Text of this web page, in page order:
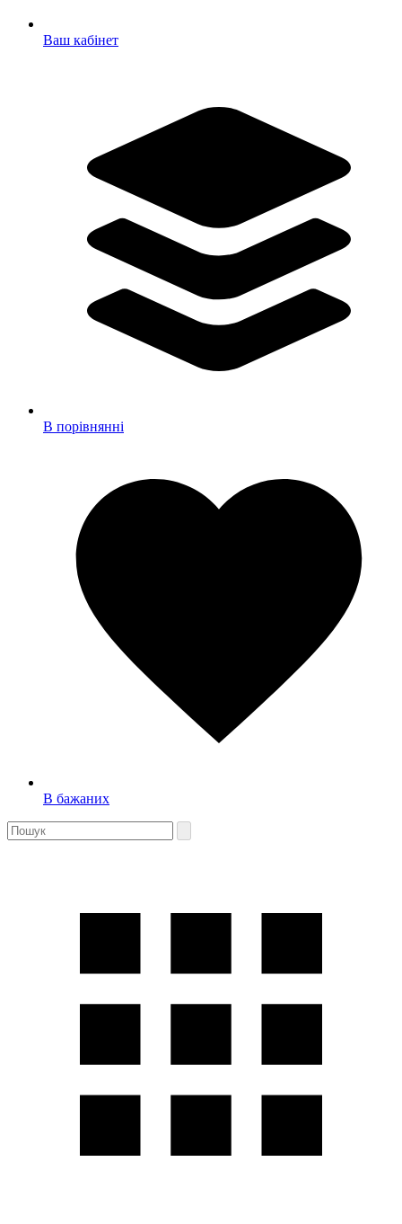
Ваш кабінет
В порівнянні
В бажаних